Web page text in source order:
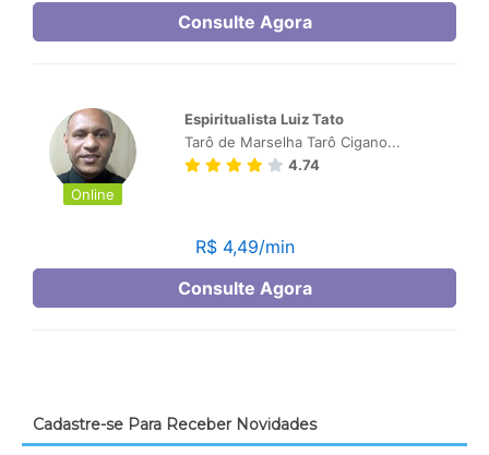
Cadastre-se Para Receber Novidades